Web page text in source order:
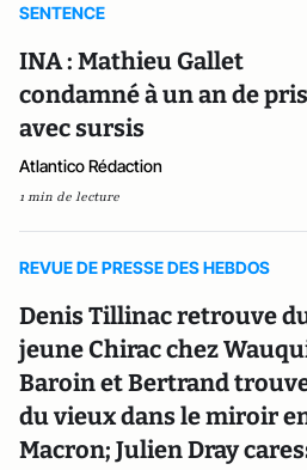
SENTENCE
INA : Mathieu Gallet
condamné à un an de
avec sursis
Atlantico Rédaction
1 min de lecture
REVUE DE PRESSE DES HEBDOS
Denis Tillinac retrouve
jeune Chirac chez
Baroin et Bertrand
du vieux dans le miroir
Macron; Julien Dray